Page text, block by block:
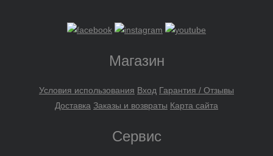
Магазин
Условия использования Вход Гарантия / Отзывы
Доставка Заказы и возвраты Карта сайта
Сервис